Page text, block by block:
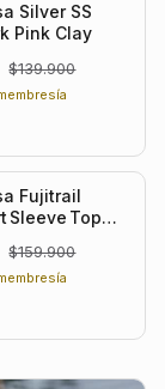
Silver SS
Pink Clay
$139.900
Fujitrail
Sleeve Top
$159.900